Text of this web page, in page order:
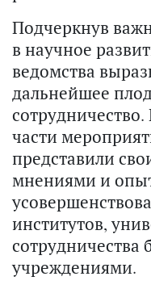
Подчеркнув
в научное
ведомства
дальнейшее
части
представили
мнениями и
институтов,
сотрудничества
учреждениями.